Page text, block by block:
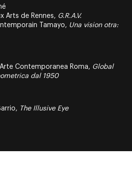
Arts de Rennes, G.R.A.V.
Tamayo, Una vision otra:
Contemporanea Roma, Global
dal 1950
The Illusive Eye